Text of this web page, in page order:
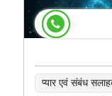
प्यार एवं संबंध